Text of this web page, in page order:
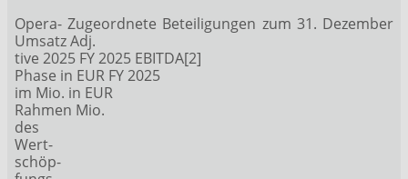
Opera- Zugeordnete Beteiligungen zum 31. Dezember
Umsatz Adj.
tive 2025 FY 2025 EBITDA[2]
Phase in EUR FY 2025
im Mio. in EUR
Rahmen Mio.
des
Wert-
schöp-